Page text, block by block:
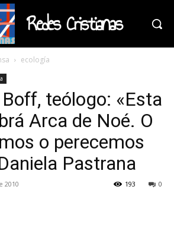
Redes Cristianas
ecología
teólogo: «Esta
Arca de Noé. O
o perecemos
Pastrana
2010 0
193